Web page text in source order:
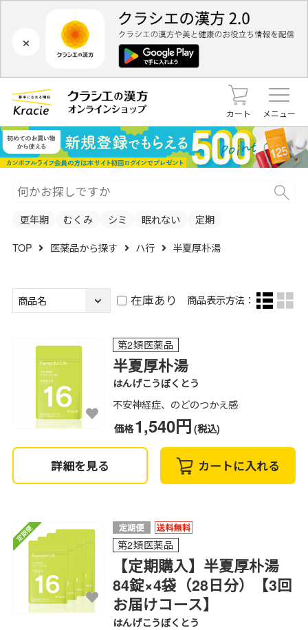
×
カート メニュー
更年期 むくみ シミ 眠れない 定期
TOP 医薬品から探す ハ行 半夏厚朴湯
在庫あり 商品表示方法：
第2類医薬品
半夏厚朴湯
はんげこうぼくとう
不安神経症、のどのつかえ感
価格1,540円 (税込)
詳細を見る カートに入れる
第2類医薬品
【定期購入】半夏厚朴湯
84錠×4袋（28日分）【3回
お届けコース】
はんげこうぼくとう